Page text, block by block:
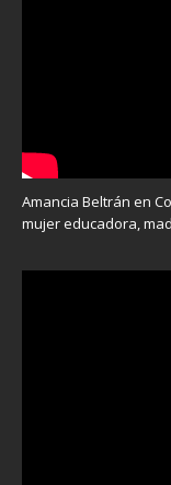
Amancia Beltrán en
mujer educadora,